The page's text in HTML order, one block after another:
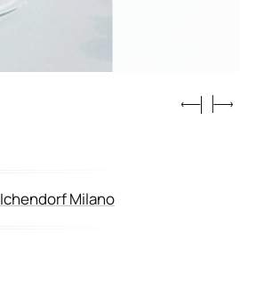
Ichendorf Milano